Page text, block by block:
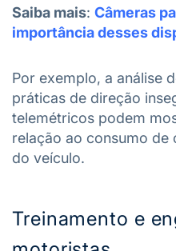
Saiba mais: Câmeras
importância desses
Por exemplo, a análise
práticas de direção
telemétricos podem
relação ao consumo de
do veículo.
Treinamento e